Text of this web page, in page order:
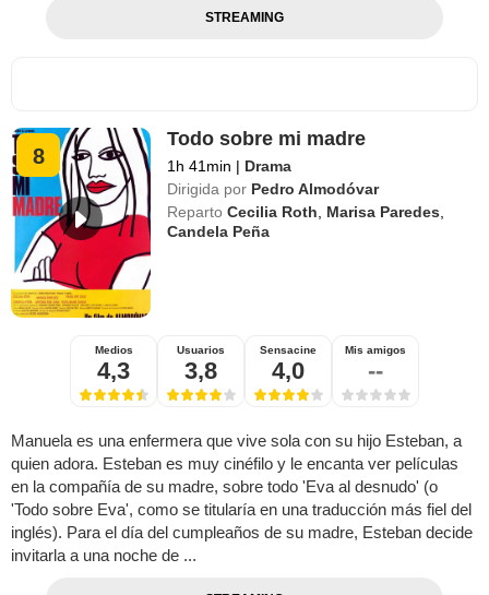
STREAMING
8
Todo sobre mi madre
1h 41min | Drama
Dirigida por Pedro Almodóvar
Reparto Cecilia Roth Marisa Paredes
Candela Peña
Medios
4,3
Usuarios
3,8
Sensacine
4,0
Mis amigos
--
Manuela es una enfermera que vive sola con su hijo Esteban, a
quien adora. Esteban es muy cinéfilo y le encanta ver películas
en la compañía de su madre, sobre todo 'Eva al desnudo' (o
'Todo sobre Eva', como se titularía en una traducción más fiel del
inglés). Para el día del cumpleaños de su madre, Esteban decide
invitarla a una noche de ...